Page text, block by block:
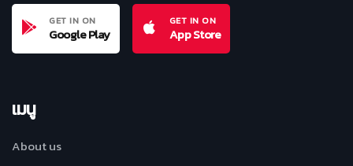
GET IN ON
Google Play
GET IN ON
App Store
เมนู
About us